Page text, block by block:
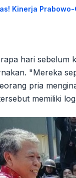
Kinerja Prabowo-
hari sebelum
"Mereka
pria
memiliki